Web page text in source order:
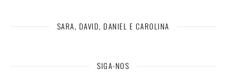
SARA, DAVID, DANIEL E CAROLINA
SIGA-NOS